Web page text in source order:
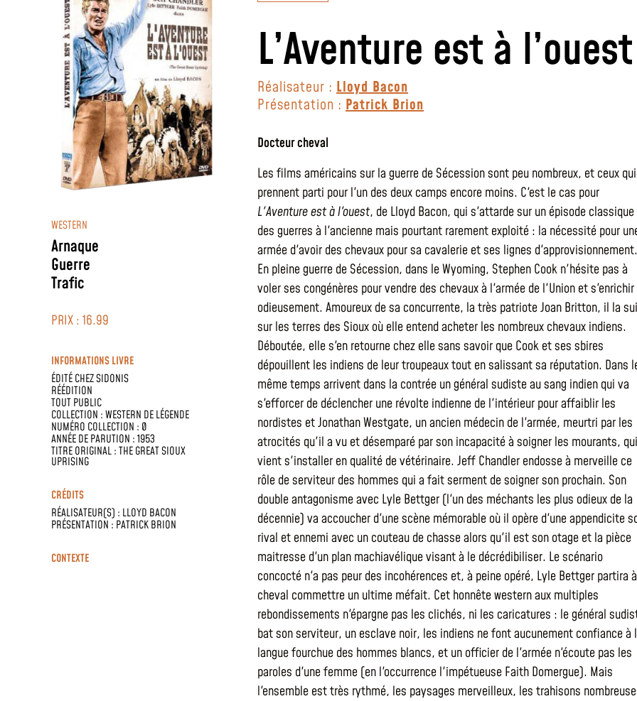
WESTERN
Arnaque
Guerre
Trafic
PRIX : 16.99
INFORMATIONS LIVRE
ÉDITÉ CHEZSIDONIS
RÉÉDITION
TOUT PUBLIC
COLLECTION :WESTERN DE LÉGENDE
NUMÉRO COLLECTION : 0
ANNÉE DE PARUTION : 1953
TITRE ORIGINAL : THE GREAT SIOUX
UPRISING
CRÉDITS
RÉALISATEUR(S) : LLOYD BACON
PRÉSENTATION : PATRICK BRION
CONTEXTE
L’Aventure est à l’ouest
Réalisateur : Lloyd Bacon
Présentation : Patrick Brion
Docteur cheval
Les films américains sur la guerre de Sécession sont peu nombreux, et ceux qui
prennent parti pour l'un des deux camps encore moins. C'est le cas pour
L'Aventure est à l'ouest, de Lloyd Bacon, qui s'attarde sur un épisode classique
des guerres à l'ancienne mais pourtant rarement exploité : la nécessité pour
armée d'avoir des chevaux pour sa cavalerie et ses lignes d'approvisionnement.
En pleine guerre de Sécession, dans le Wyoming, Stephen Cook n'hésite pas à
voler ses congénères pour vendre des chevaux à l'armée de l'Union et s'enrichir
odieusement. Amoureux de sa concurrente, la très patriote Joan Britton, il la
sur les terres des Sioux où elle entend acheter les nombreux chevaux indiens.
Déboutée, elle s'en retourne chez elle sans savoir que Cook et ses sbires
dépouillent les indiens de leur troupeaux tout en salissant sa réputation. Dans
même temps arrivent dans la contrée un général sudiste au sang indien qui va
s'efforcer de déclencher une révolte indienne de l'intérieur pour affaiblir les
nordistes et Jonathan Westgate, un ancien médecin de l'armée, meurtri par les
atrocités qu'il a vu et désemparé par son incapacité à soigner les mourants, qui
vient s'installer en qualité de vétérinaire. Jeff Chandler endosse à merveille ce
rôle de serviteur des hommes qui a fait serment de soigner son prochain. Son
double antagonisme avec Lyle Bettger (l'un des méchants les plus odieux de la
décennie) va accoucher d'une scène mémorable où il opère d'une appendicite
rival et ennemi avec un couteau de chasse alors qu'il est son otage et la pièce
maitresse d'un plan machiavélique visant à le décrédibiliser. Le scénario
concocté n'a pas peur des incohérences et, à peine opéré, Lyle Bettger partira à
cheval commettre un ultime méfait. Cet honnête western aux multiples
rebondissements n'épargne pas les clichés, ni les caricatures : le général
bat son serviteur, un esclave noir, les indiens ne font aucunement confiance à
langue fourchue des hommes blancs, et un officier de l'armée n'écoute pas les
paroles d'une femme (en l'occurrence l'impétueuse Faith Domergue). Mais
l'ensemble est très rythmé, les paysages merveilleux, les trahisons